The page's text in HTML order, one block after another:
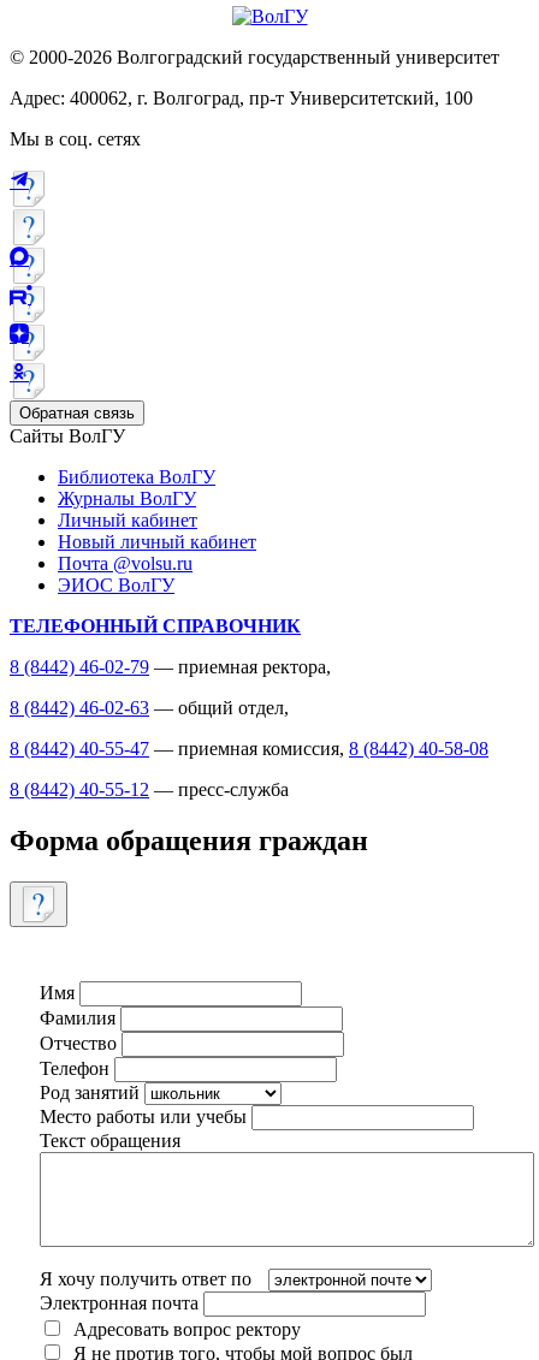
© 2000-2026 Волгоградский государственный университет
Адрес: 400062, г. Волгоград, пр-т Университетский, 100
Мы в соц. сетях
Обратная связь
Сайты ВолГУ
Библиотека ВолГУ
Журналы ВолГУ
Личный кабинет
Новый личный кабинет
Почта @volsu.ru
ЭИОС ВолГУ
ТЕЛЕФОННЫЙ СПРАВОЧНИК
8 (8442) 46-02-79 — приемная ректора,
8 (8442) 46-02-63 — общий отдел,
8 (8442) 40-55-47 — приемная комиссия, 8 (8442) 40-58-08
8 (8442) 40-55-12 — пресс-служба
Форма обращения граждан
Имя
Фамилия
Отчество
Телефон
Род занятий
Место работы или учебы
Текст обращения
Я хочу получить ответ по
Электронная почта
Адресовать вопрос ректору
Я не против того, чтобы мой вопрос был